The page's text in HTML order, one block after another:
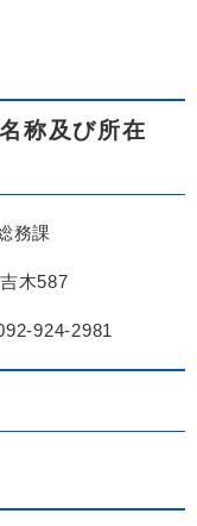
称及び所在
務課
木587
924-2981